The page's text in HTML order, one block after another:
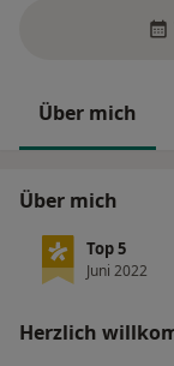
Über mich
Über mich
Top 5
Juni 2022
Herzlich